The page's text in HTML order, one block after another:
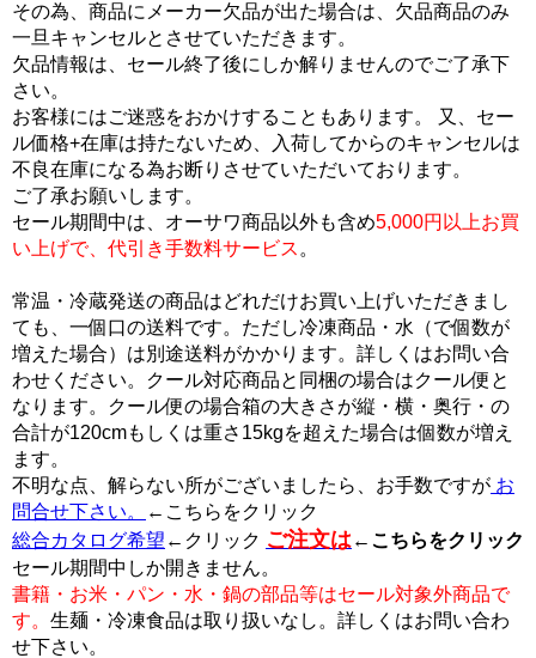
その為、商品にメーカー欠品が出た場合は、欠品商品のみ
一旦キャンセルとさせていただきます。
欠品情報は、セール終了後にしか解りませんのでご了承下
さい。
お客様にはご迷惑をおかけすることもあります。 又、セー
ル価格+在庫は持たないため、入荷してからのキャンセルは
不良在庫になる為お断りさせていただいております。
ご了承お願いします。
セール期間中は、オーサワ商品以外も含め5,000円以上お買
い上げで、代引き手数料サービス 。
常温・冷蔵発送の商品はどれだけお買い上げいただきまし
ても、一個口の送料です。ただし冷凍商品・水（で個数が
増えた場合）は別途送料がかかります。詳しくはお問い合
わせください。クール対応商品と同梱の場合はクール便と
なります。クール便の場合箱の大きさが縦・横・奥行・の
合計が120cmもしくは重さ15kgを超えた場合は個数が増え
ます。
不明な点、解らない所がございましたら、お手数ですが お
問合せ下さい。
←こちらをクリック
総合カタログ希望 ←クリック ご注文は← こちらをクリック
セール期間中しか開きません。
書籍・お米・パン・水・鍋の部品等はセール対象外商品で
す。 生麺・冷凍食品は取り扱いなし。詳しくはお問い合わ
せ下さい。